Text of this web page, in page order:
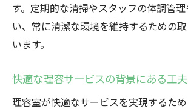
す。定期的な清掃やスタッフの体調管
い、常に清潔な環境を維持するための
います。
快適な理容サービスの背景にある工夫
理容室が快適なサービスを実現するた